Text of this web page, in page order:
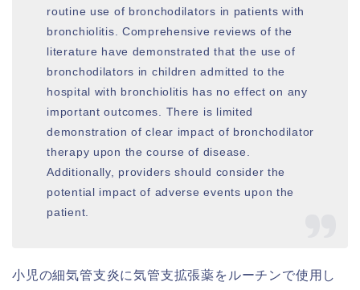
routine use of bronchodilators in patients with
bronchiolitis. Comprehensive reviews of the
literature have demonstrated that the use of
bronchodilators in children admitted to the
hospital with bronchiolitis has no effect on any
important outcomes. There is limited
demonstration of clear impact of bronchodilator
therapy upon the course of disease.
Additionally, providers should consider the
potential impact of adverse events upon the
patient.
小児の細気管支炎に気管支拡張薬をルーチンで使用し